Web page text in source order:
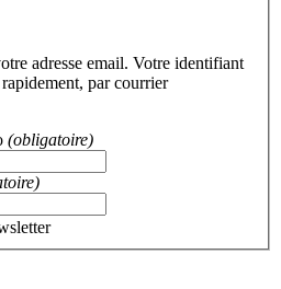
adresse email. Votre identifiant
par courrier
(obligatoire)